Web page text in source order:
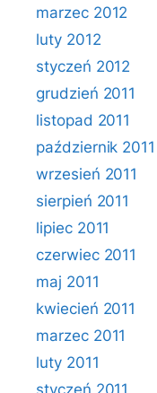
marzec 2012
luty 2012
styczeń 2012
grudzień 2011
listopad 2011
październik 2011
wrzesień 2011
sierpień 2011
lipiec 2011
czerwiec 2011
maj 2011
kwiecień 2011
marzec 2011
luty 2011
styczeń 2011